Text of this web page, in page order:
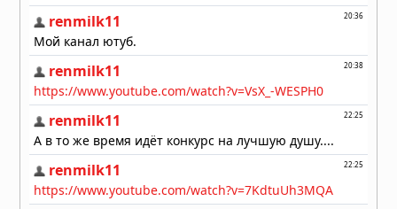
В США предложили создать целевую
01.08.2026 в 09:20